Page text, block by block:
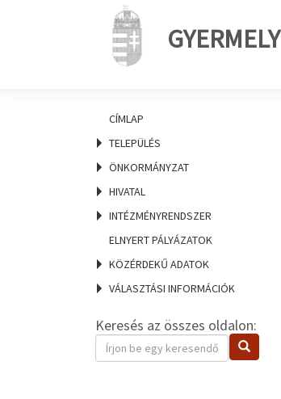
GYERMELY
CÍMLAP
TELEPÜLÉS
ÖNKORMÁNYZAT
HIVATAL
INTÉZMÉNYRENDSZER
ELNYERT PÁLYÁZATOK
KÖZÉRDEKŰ ADATOK
VÁLASZTÁSI INFORMÁCIÓK
Keresés az összes oldalon:
Keresendő
kifejezés
Keresés